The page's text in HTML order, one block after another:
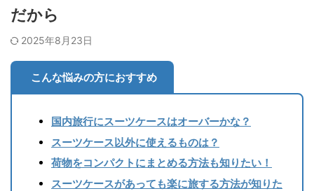
だから
2025年8月23日
こんな悩みの方におすすめ
国内旅行にスーツケースはオーバーかな？
スーツケース以外に使えるものは？
荷物をコンパクトにまとめる方法も知りたい！
スーツケースがあっても楽に旅する方法が知りた